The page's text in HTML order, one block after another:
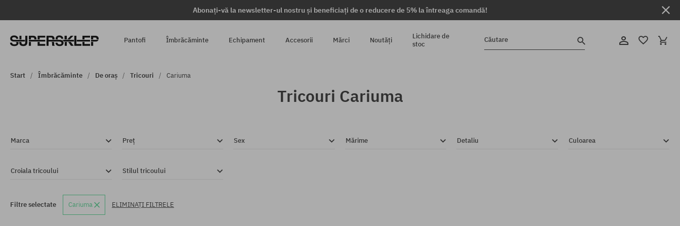
Abonați-vă la newsletter-ul nostru și beneficiați de o reducere de 5% la întreaga comandă!
Pantofi Îmbrăcăminte Echipament Accesorii Mărci Noutăți
Lichidare de
stoc
Căutare
Start Îmbrăcăminte De oraș Tricouri Cariuma
Tricouri Cariuma
Marca Preț Sex Mărime Detaliu Culoarea
Croiala tricoului Stilul tricoului
Filtre selectate Cariuma ELIMINAȚI FILTRELE